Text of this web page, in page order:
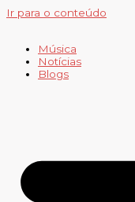
Ir para o conteúdo
Música
Notícias
Blogs